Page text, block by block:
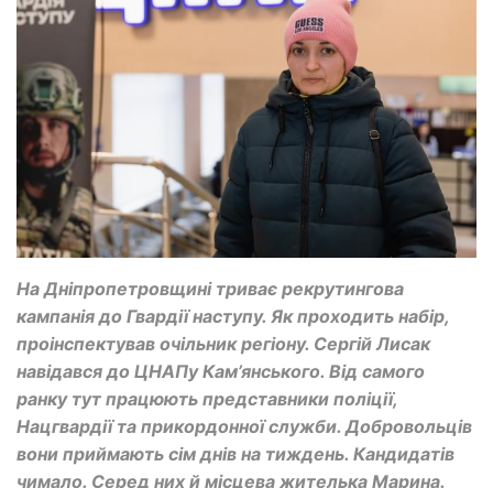
На Дніпропетровщині триває рекрутингова
кампанія до Гвардії наступу. Як проходить набір,
проінспектував очільник регіону. Сергій Лисак
навідався до ЦНАПу Кам’янського. Від самого
ранку тут працюють представники поліції,
Нацгвардії та прикордонної служби. Добровольців
вони приймають сім днів на тиждень. Кандидатів
чимало. Серед них й місцева жителька Марина.